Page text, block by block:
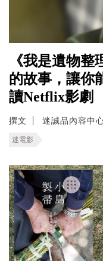
《我是遺物
的故事，讓你
讀Netflix影劇
撰文 迷誠品內容中
迷電影